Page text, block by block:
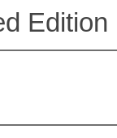
Edition